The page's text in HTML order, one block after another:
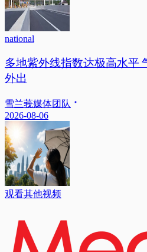
national
多地紫外线指数达极高水平
外出
雪兰莪媒体团队
2026-08-06
观看其他视频